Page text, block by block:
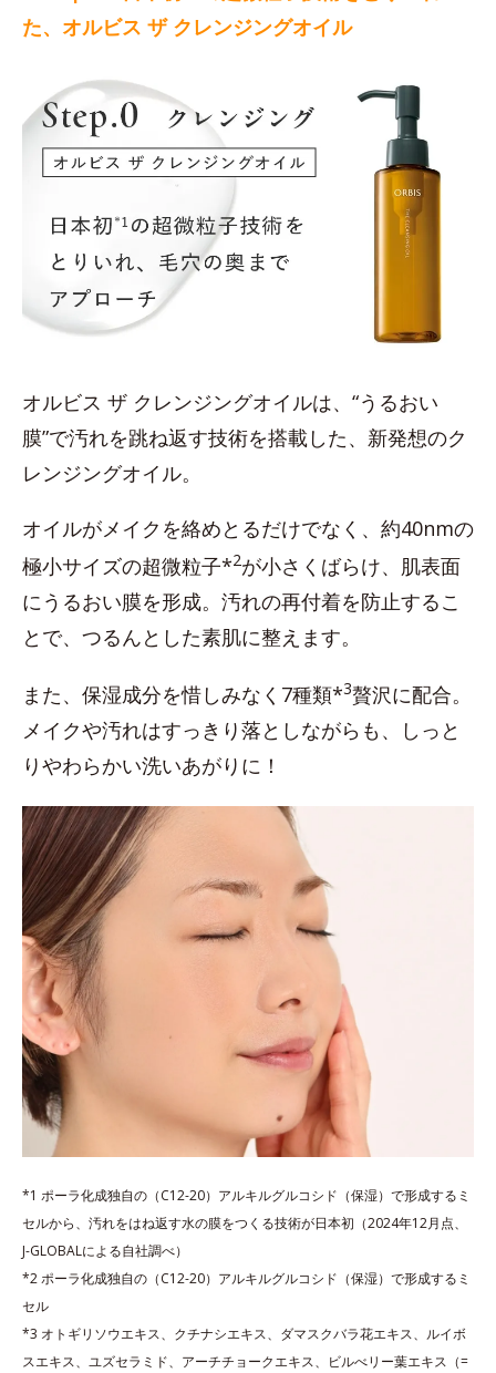
た、オルビス ザ クレンジングオイル
オルビス ザ クレンジングオイルは、“うるおい
膜”で汚れを跳ね返す技術を搭載した、新発想のク
レンジングオイル。
オイルがメイクを絡めとるだけでなく、約40nmの
極小サイズの超微粒子*2が小さくばらけ、肌表面
にうるおい膜を形成。汚れの再付着を防止するこ
とで、つるんとした素肌に整えます。
また、保湿成分を惜しみなく7種類*3贅沢に配合。
メイクや汚れはすっきり落としながらも、しっと
りやわらかい洗いあがりに！
*1 ポーラ化成独自の（C12-20）アルキルグルコシド（保湿）で形成するミ
セルから、汚れをはね返す水の膜をつくる技術が日本初（2024年12月点、
J-GLOBALによる自社調べ）
*2 ポーラ化成独自の（C12-20）アルキルグルコシド（保湿）で形成するミ
セル
*3 オトギリソウエキス、クチナシエキス、ダマスクバラ花エキス、ルイボ
スエキス、ユズセラミド、アーチチョークエキス、ビルべリー葉エキス（=